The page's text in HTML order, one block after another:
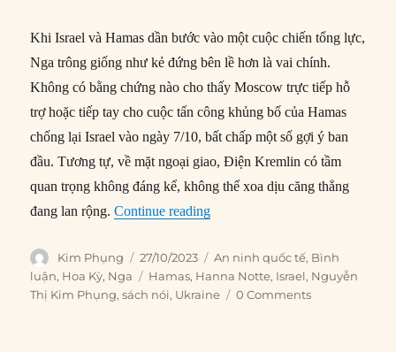
Khi Israel và Hamas dần bước vào một cuộc chiến tổng lực,
Nga trông giống như kẻ đứng bên lề hơn là vai chính.
Không có bằng chứng nào cho thấy Moscow trực tiếp hỗ
trợ hoặc tiếp tay cho cuộc tấn công khủng bố của Hamas
chống lại Israel vào ngày 7/10, bất chấp một số gợi ý ban
đầu. Tương tự, về mặt ngoại giao, Điện Kremlin có tầm
quan trọng không đáng kể, không thể xoa dịu căng thẳng
đang lan rộng.Continue reading“Nga đang hưởng lợi từ xung
Author
Kim Phụng
Posted
on
27/10/2023 Categories
An ninh quốc tế, Bình
luận, Hoa Kỳ, Nga Tags
Hamas, Hanna Notte, Israel, Nguyễn
Thị Kim Phụng,sách nói, Ukraine 0 Comments